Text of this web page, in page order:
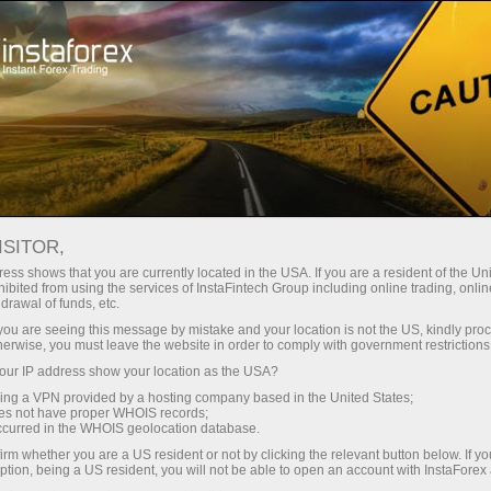
InstaForex के साथ आपको वास्तविक
लीवरेज, मार्केट में बेहतरीन स्प्रेड्स और
कमीशन, और स्टॉक्स व इंडेक्स ट्रेडिंग के लिए
फायदेमंद शर्तें।
छोटे
हर डिपॉजिट पर
30% बोनस
ट्रेडिंग में
और हाईवे पर गति
shows that you are currently located in the USA. If you are a resident of the
from using the services of InstaFintech Group including online trading,
of funds, etc.
are seeing this message by mistake and your location is not the US, kindly
you must leave the website in order to comply with government
IP address show your location as the USA?
a VPN provided by a hosting company based in the United States;
not have proper WHOIS records;
in the WHOIS geolocation database.
whether you are a US resident or not by clicking the relevant button below. If
being a US resident, you will not be able to open an account with InstaForex